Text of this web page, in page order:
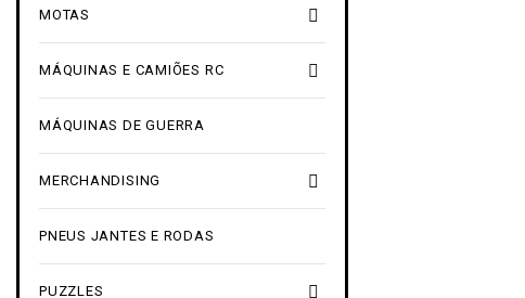

MOTAS

MÁQUINAS E CAMIÕES RC
MÁQUINAS DE GUERRA

MERCHANDISING
PNEUS JANTES E RODAS

PUZZLES